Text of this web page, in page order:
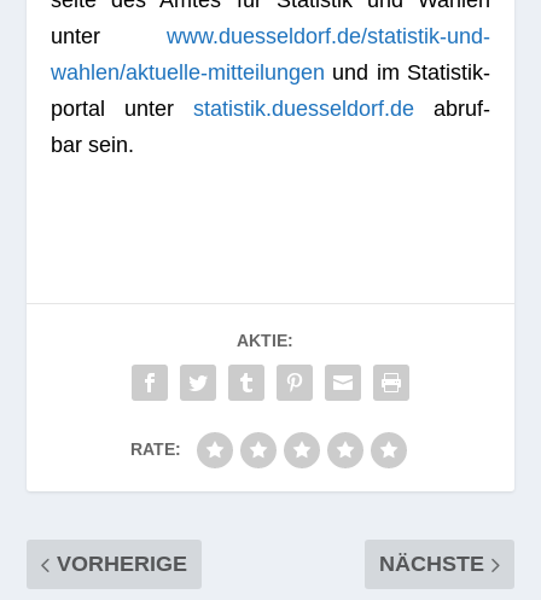
unter www.duesseldorf.de/statistik-und-
wahlen/aktuelle-mitteilungen und im Sta­tis­tik­
por­tal unter statistik.duesseldorf.deabruf­
bar sein.
AKTIE:
RATE:
VORHERIGE NÄCHSTE